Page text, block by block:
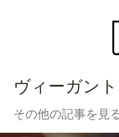
ヴィーガン
その他の記事を見